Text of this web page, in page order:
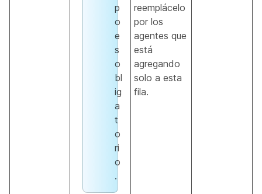
p
o
e
s
o
bl
ig
a
t
o
ri
o
.
reemplácelo
por los
agentes que
está
agregando
solo a esta
fila.